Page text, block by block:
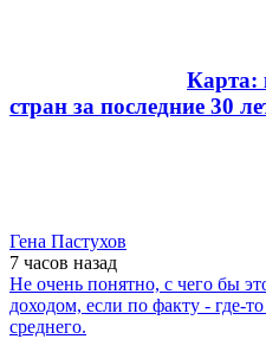
Карта:
стран за последние 30
Гена Пастухов
7 часов назад
Не очень понятно, с чего бы
доходом, если по факту - где-
среднего.